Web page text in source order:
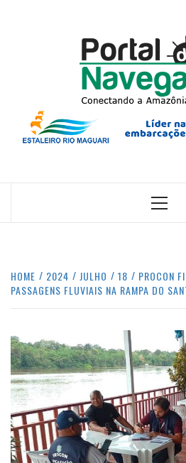
CONECTANDO A AMAZÔNIA COM
Primary
HOME 2024 JULHO 18
PROCON
PASSAGENS FLUVIAIS NA RAMPA DO